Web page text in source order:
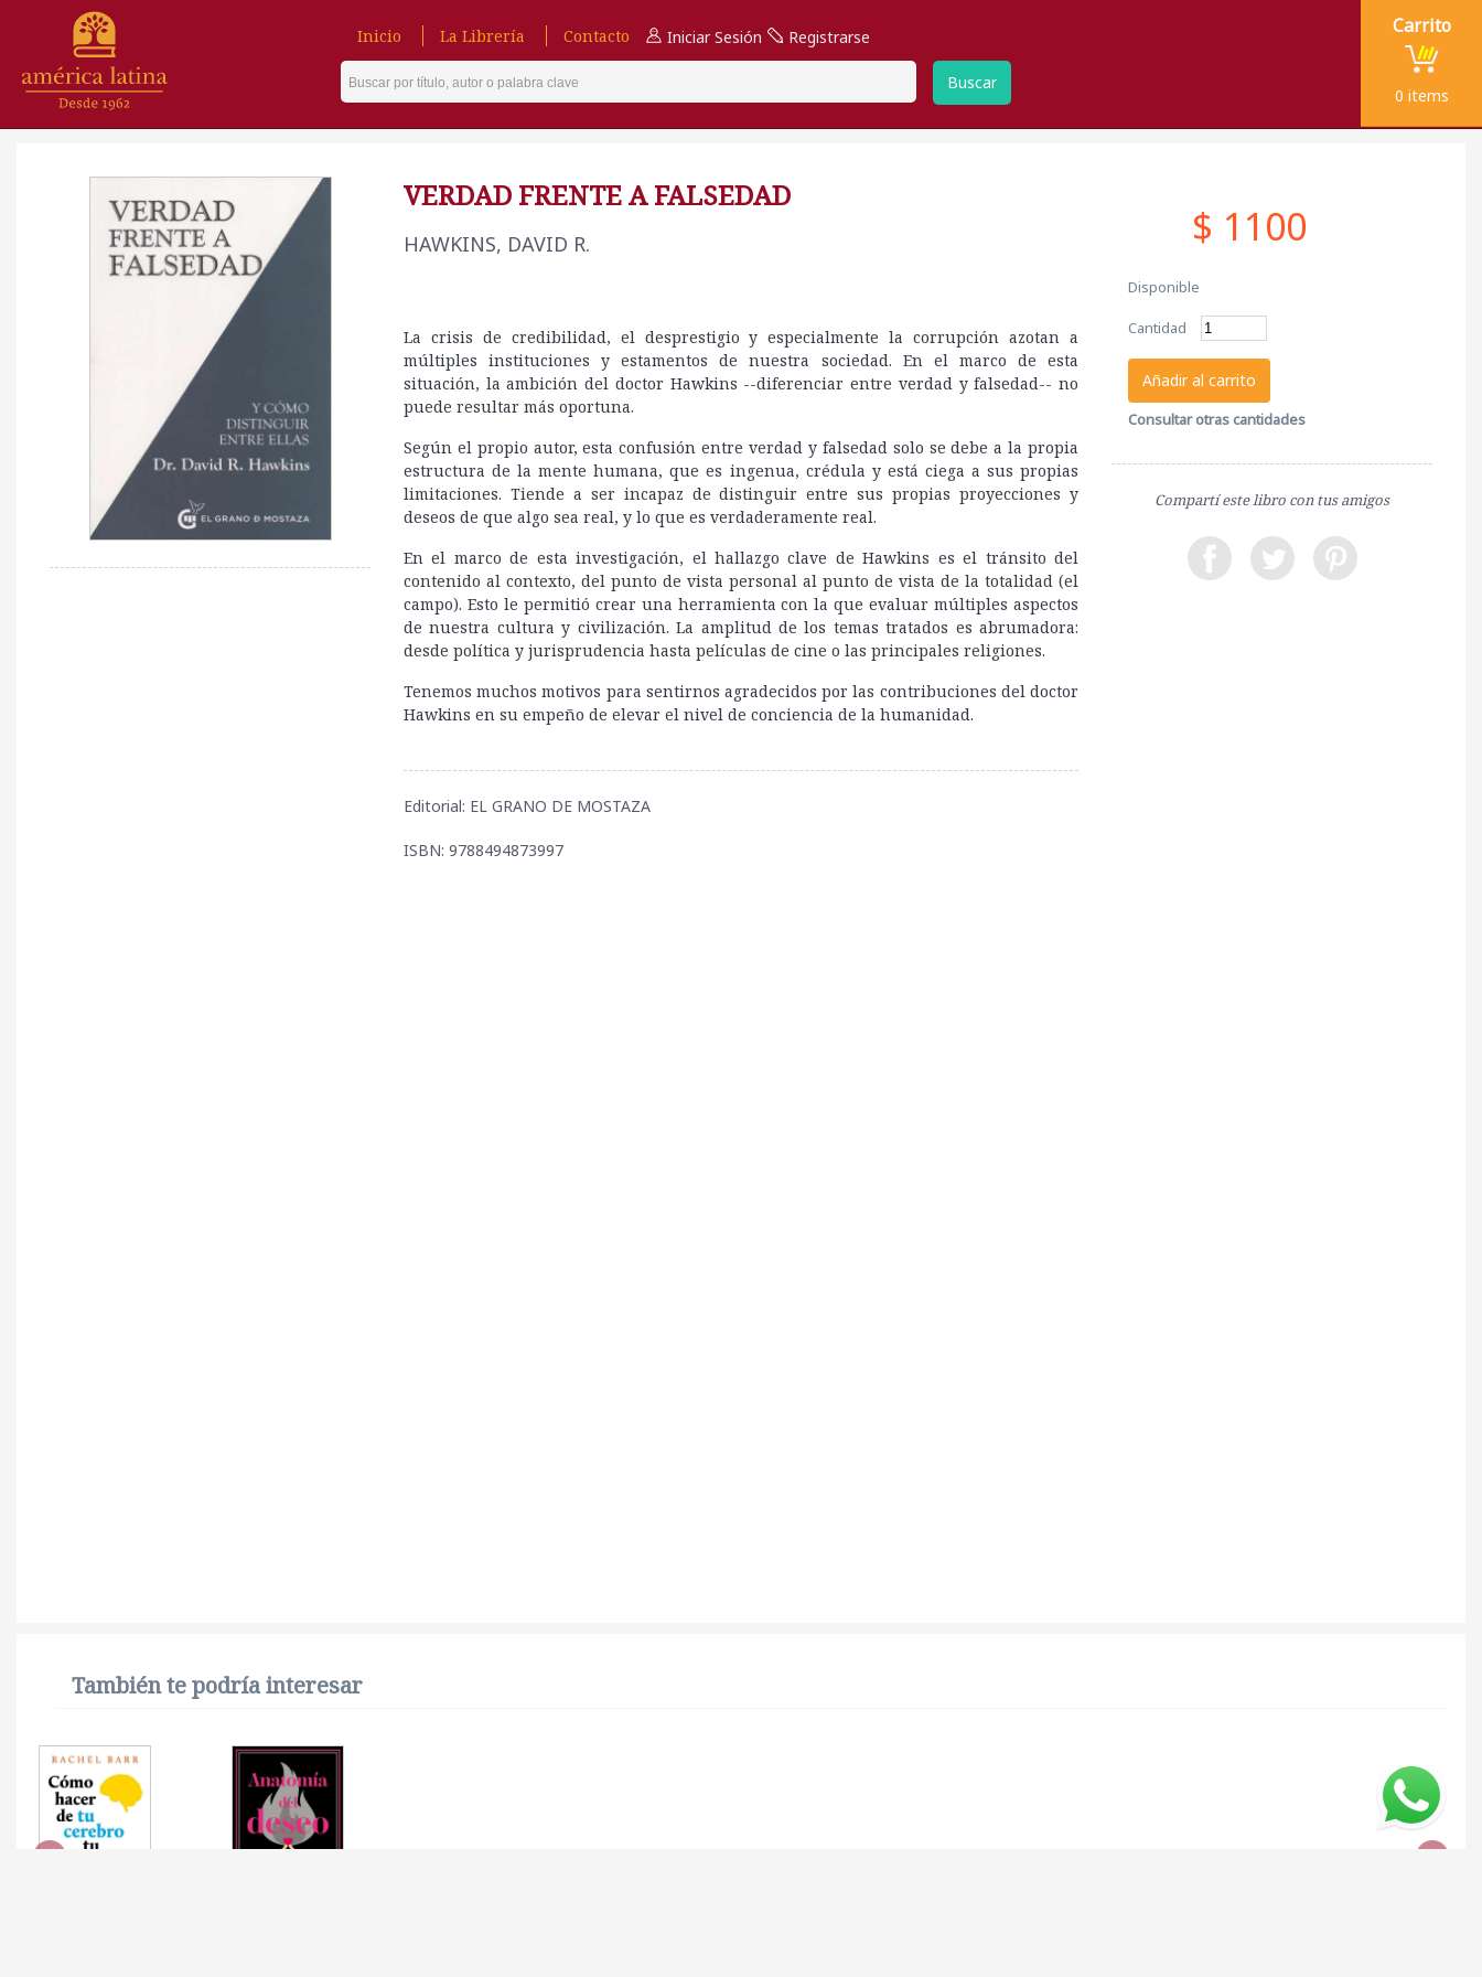
Inicio La Librería Contacto Iniciar Sesión Registrarse
Buscar
Carrito
0 items
VERDAD FRENTE A FALSEDAD
HAWKINS, DAVID R.
La crisis de credibilidad, el desprestigio y especialmente la corrupción azotan a
múltiples instituciones y estamentos de nuestra sociedad. En el marco de esta
situación, la ambición del doctor Hawkins --diferenciar entre verdad y falsedad-- no
puede resultar más oportuna.
Según el propio autor, esta confusión entre verdad y falsedad solo se debe a la propia
estructura de la mente humana, que es ingenua, crédula y está ciega a sus propias
limitaciones. Tiende a ser incapaz de distinguir entre sus propias proyecciones y
deseos de que algo sea real, y lo que es verdaderamente real.
En el marco de esta investigación, el hallazgo clave de Hawkins es el tránsito del
contenido al contexto, del punto de vista personal al punto de vista de la totalidad (el
campo). Esto le permitió crear una herramienta con la que evaluar múltiples aspectos
de nuestra cultura y civilización. La amplitud de los temas tratados es abrumadora:
desde política y jurisprudencia hasta películas de cine o las principales religiones.
Tenemos muchos motivos para sentirnos agradecidos por las contribuciones del doctor
Hawkins en su empeño de elevar el nivel de conciencia de la humanidad.
Editorial: EL GRANO DE MOSTAZA
ISBN: 9788494873997
$ 1100
Disponible
Cantidad
Añadir al carrito
Consultar otras cantidades
Compartí este libro con tus amigos
También te podría interesar